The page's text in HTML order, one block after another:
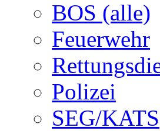
BOS (alle)
Feuerwehr
Polizei
SEG/KATS